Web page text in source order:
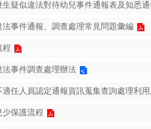
疑似違法對待幼兒事件通報表及知悉
事件通報、調查處理常見問題彙編
程
事件調查處理辦法
任人員認定通報資訊蒐集查詢處理利
少保護流程